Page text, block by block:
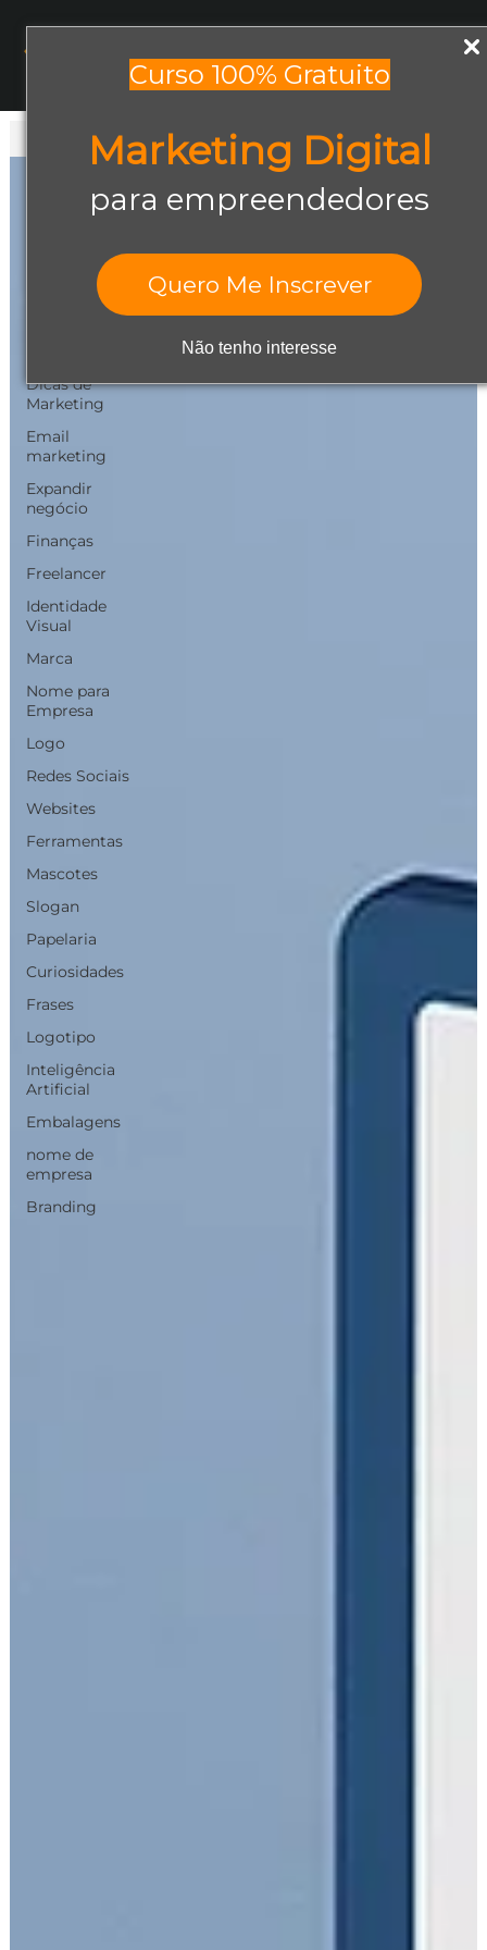
Curso 100% Gratuito
Marketing Digital
para empreendedores
Quero Me Inscrever
Não tenho interesse
Abrir negócio
Design Gráfico
Dicas de
Marketing
Email
marketing
Expandir
negócio
Finanças
Freelancer
Identidade
Visual
Marca
Nome para
Empresa
Logo
Redes Sociais
Websites
Ferramentas
Mascotes
Slogan
Papelaria
Curiosidades
Frases
Logotipo
Inteligência
Artificial
Embalagens
nome de
empresa
Branding
Todos os posts